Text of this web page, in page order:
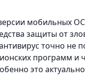
мобильных
защиты от
точно не
программ и
это